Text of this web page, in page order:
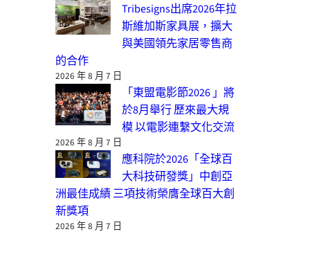
Tribesigns出席2026年拉
斯維加斯家具展，擴大
與美國領先家居零售商
的合作
2026 年 8 月 7 日
「東盟電影節2026 」將
於8月舉行 歷來最大規
模 以電影連繫文化交流
2026 年 8 月 7 日
應科院於2026「全球百
大科技研發獎」中創亞
洲最佳成績 三項技術榮膺全球百大創
新獎項
2026 年 8 月 7 日